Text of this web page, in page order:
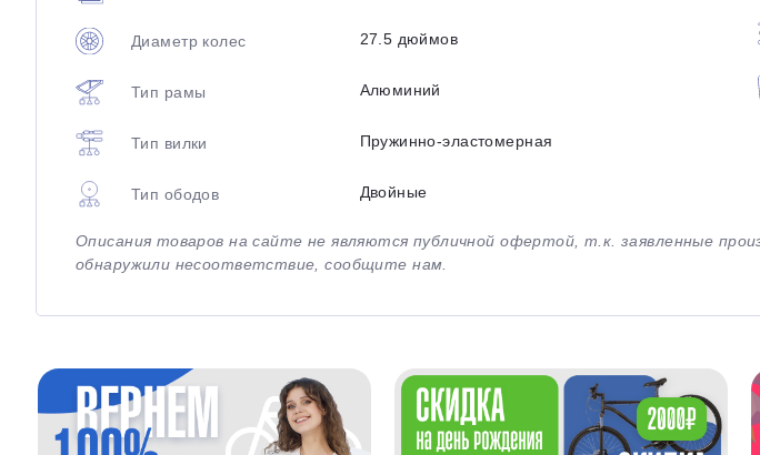
Диаметр колес 27.5 дюймов
Тип рамы Алюминий
Тип вилки Пружинно-эластомерная
Тип ободов Двойные
Описания товаров на сайте не являются публичной офертой, т.к. заявленные
обнаружили несоответствие, сообщите нам.